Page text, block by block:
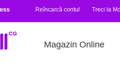
Reîncarcă contul Treci la
Magazin Online